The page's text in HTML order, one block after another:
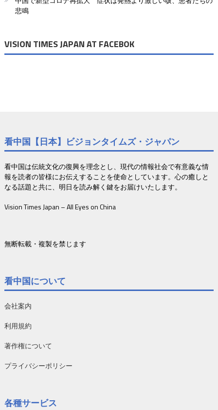
ン
悲鳴
VISION TIMES JAPAN AT FACEBOK
看中国【日本】ビジョンタイムズ・ジャパン
看中国は伝統文化の復興を理念とし、現代の情報社会で有意義な情
報を読者の皆様にお伝えすることを使命としています。心の癒しと
なる話題と共に、明日を読み解く鍵をお届けいたします。
Vision Times Japan – All Eyes on China
無断転載・複製を禁じます
看中国について
会社案内
利用規約
著作権について
プライバシーポリシー
各種サービス